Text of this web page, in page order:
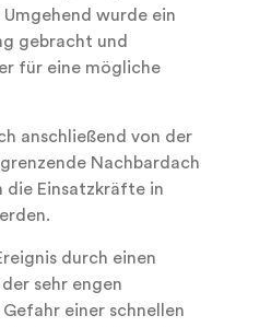
wurde ein
gebracht und
für eine mögliche
anschließend von der
Nachbardach
Einsatzkräfte in
durch einen
sehr engen
einer schnellen